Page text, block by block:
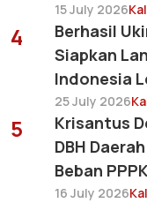
15 July 2026
4
Berhasil
Siapkan
Indonesia
25 July 2026
5
Krisantus
DBH
Beban
16 July 2026